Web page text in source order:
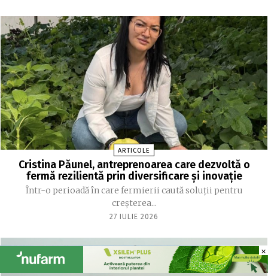
ARTICOLE
Cristina Păunel, antreprenoarea care dezvoltă o
fermă rezilientă prin diversificare și inovație
Într-o perioadă în care fermierii caută soluții pentru
creșterea...
27 IULIE 2026
×
×